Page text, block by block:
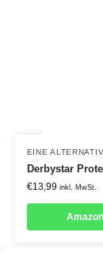
EINE
Derbystar
€13,99 inkl. MwSt.